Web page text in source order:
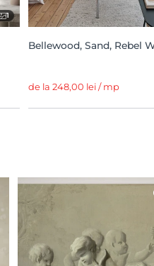
1
Bellewood, Sand, Rebel
de la 248,00 lei / mp